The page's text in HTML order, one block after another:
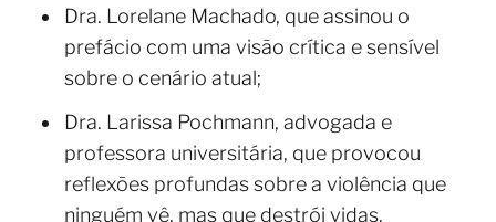
Dra. Lorelane Machado, que assinou o
prefácio com uma visão crítica e sensível
sobre o cenário atual;
Dra. Larissa Pochmann, advogada e
professora universitária, que provocou
reflexões profundas sobre a violência que
ninguém vê, mas que destrói vidas.